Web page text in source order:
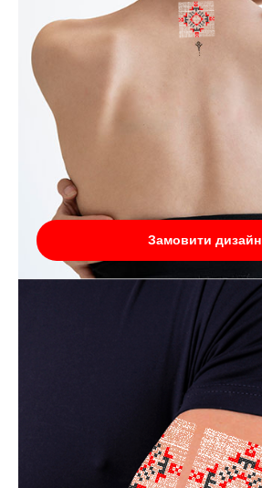
Замовити дизайн